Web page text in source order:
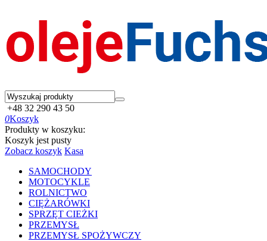
+48 32 290 43 50
0Koszyk
Produkty w koszyku:
Koszyk jest pusty
Zobacz koszyk Kasa
SAMOCHODY
MOTOCYKLE
ROLNICTWO
CIĘŻARÓWKI
SPRZĘT CIEŻKI
PRZEMYSŁ
PRZEMYSŁ SPOŻYWCZY